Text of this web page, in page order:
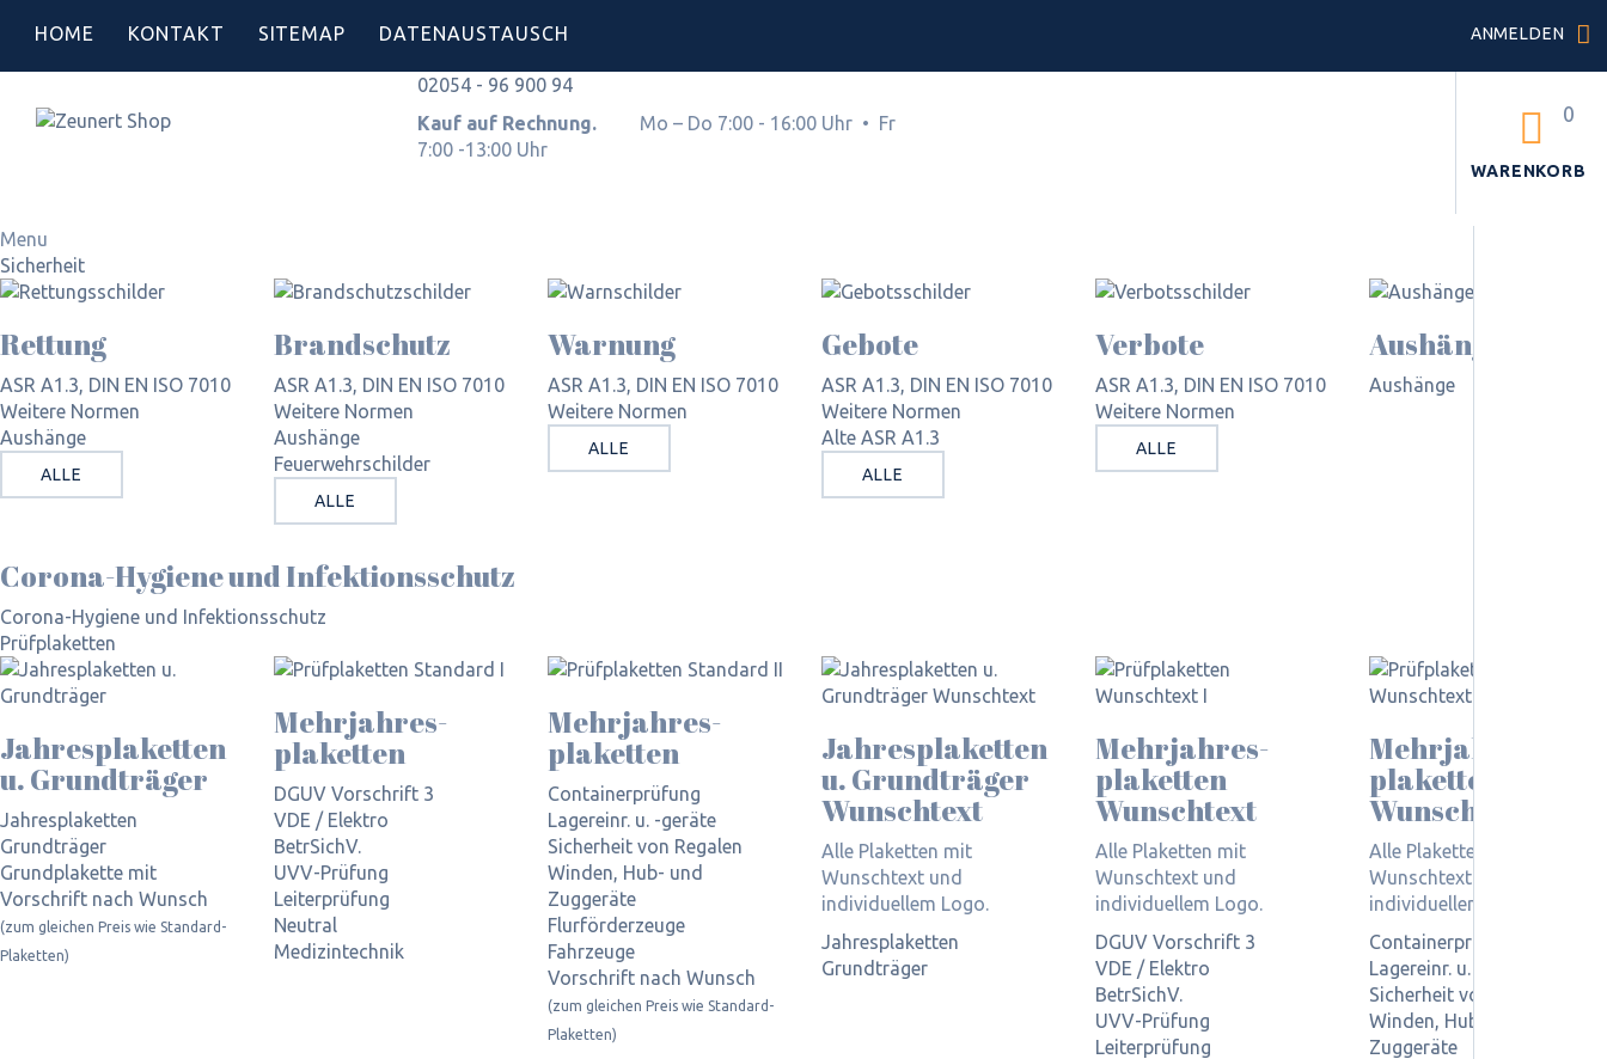
HOME KONTAKT SITEMAP DATENAUSTAUSCH ANMELDEN
WARENKORB
0
02054 - 96 900 94
Kauf auf Rechnung. Mo – Do 7:00 - 16:00 Uhr • Fr
7:00 -13:00 Uhr
Menu
Sicherheit
Rettung
ASR A1.3, DIN EN ISO 7010
Weitere Normen
Aushänge
ALLE
Brandschutz
ASR A1.3, DIN EN ISO 7010
Weitere Normen
Aushänge
Feuerwehrschilder
ALLE
Warnung
ASR A1.3, DIN EN ISO 7010
Weitere Normen
ALLE
Gebote
ASR A1.3, DIN EN ISO 7010
Weitere Normen
Alte ASR A1.3
ALLE
Verbote
ASR A1.3, DIN EN ISO 7010
Weitere Normen
ALLE
Aushänge
Aushänge
Corona-Hygiene und Infektionsschutz
Corona-Hygiene und Infektionsschutz
Prüfplaketten
Jahres­plaketten
u. Grundträger
Jahresplaketten
Grundträger
Grundplakette mit
Vorschrift nach Wunsch
(zum gleichen Preis wie Standard-
Plaketten)
Mehrjahres­
plaketten
DGUV Vorschrift 3
VDE / Elektro
BetrSichV.
UVV-Prüfung
Leiterprüfung
Neutral
Medizintechnik
Mehrjahres­
plaketten
Containerprüfung
Lagereinr. u. -geräte
Sicherheit von Regalen
Winden, Hub- und
Zuggeräte
Flurförderzeuge
Fahrzeuge
Vorschrift nach Wunsch
(zum gleichen Preis wie Standard-
Plaketten)
Jahres­plaketten
u. Grundträger
Wunschtext
Alle Plaketten mit
Wunschtext und
individuellem Logo.
Jahresplaketten
Grundträger
Mehrjahres­
plaketten
Wunschtext
Alle Plaketten mit
Wunschtext und
individuellem Logo.
DGUV Vorschrift 3
VDE / Elektro
BetrSichV.
UVV-Prüfung
Leiterprüfung
Mehrjahres­
plaketten
Wunschtext
Alle Plaketten mit
Wunschtext und
individuellem Logo.
Containerprüfung
Lagereinr. u. -geräte
Sicherheit von Regalen
Winden, Hub- und
Zuggeräte